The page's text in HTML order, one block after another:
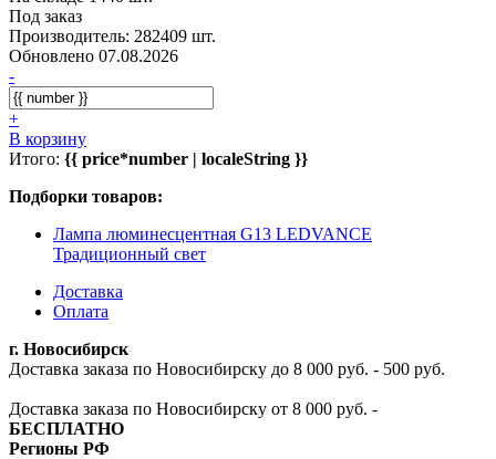
Под заказ
Производитель: 282409 шт.
Обновлено 07.08.2026
-
+
В корзину
Итого: {{ price*number | localeString }}
Подборки товаров:
Лампа люминесцентная G13 LEDVANCE
Традиционный свет
Доставка
Оплата
г. Новосибирск
Доставка заказа по Новосибирску до 8 000 руб. - 500 руб.
Доставка заказа по Новосибирску от 8 000 руб. -
БЕСПЛАТНО
Регионы РФ